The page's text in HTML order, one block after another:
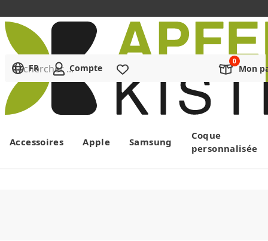
Menu
Rechercher ...
FR Compte Mon
Accessoires Apple Samsung
Coque
personnalisée